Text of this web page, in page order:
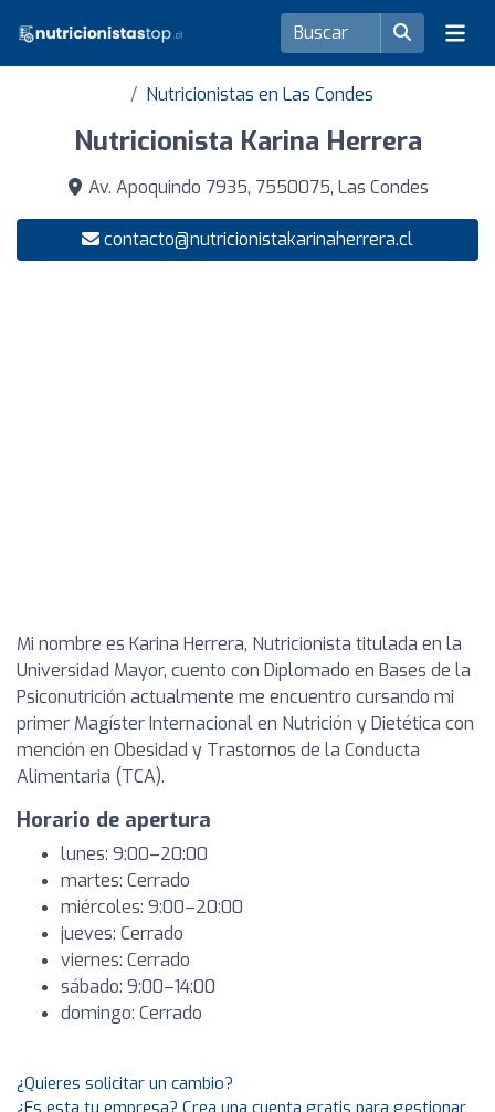
Nutricionistas en Las Condes
Nutricionista Karina Herrera
Av. Apoquindo 7935, 7550075, Las Condes
contacto@nutricionistakarinaherrera.cl
Mi nombre es Karina Herrera, Nutricionista titulada en la
Universidad Mayor, cuento con Diplomado en Bases de la
Psiconutrición actualmente me encuentro cursando mi
primer Magíster Internacional en Nutrición y Dietética con
mención en Obesidad y Trastornos de la Conducta
Alimentaria (TCA).
Horario de apertura
lunes: 9:00–20:00
martes: Cerrado
miércoles: 9:00–20:00
jueves: Cerrado
viernes: Cerrado
sábado: 9:00–14:00
domingo: Cerrado
¿Quieres solicitar un cambio?
¿Es esta tu empresa? Crea una cuenta gratis para gestionar